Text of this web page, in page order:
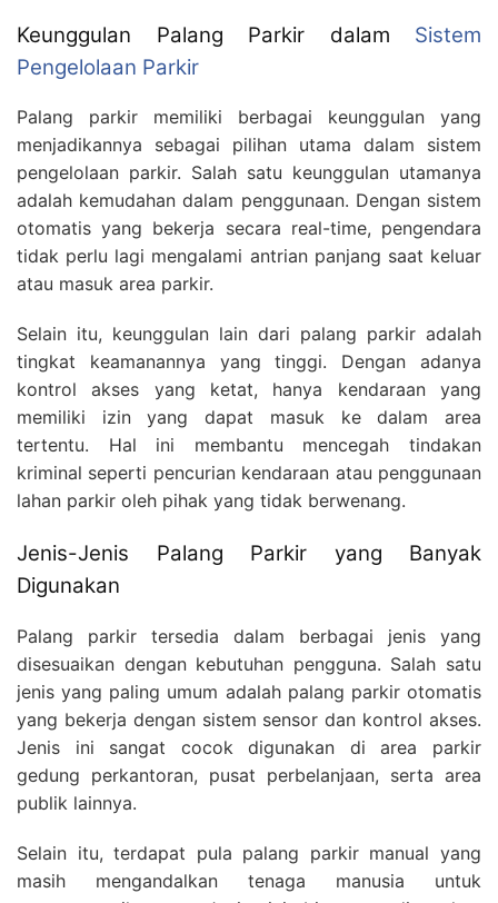
Keunggulan Palang Parkir dalam Sistem
Pengelolaan Parkir
Palang parkir memiliki berbagai keunggulan yang
menjadikannya sebagai pilihan utama dalam sistem
pengelolaan parkir. Salah satu keunggulan utamanya
adalah kemudahan dalam penggunaan. Dengan sistem
otomatis yang bekerja secara real-time, pengendara
tidak perlu lagi mengalami antrian panjang saat keluar
atau masuk area parkir.
Selain itu, keunggulan lain dari palang parkir adalah
tingkat keamanannya yang tinggi. Dengan adanya
kontrol akses yang ketat, hanya kendaraan yang
memiliki izin yang dapat masuk ke dalam area
tertentu. Hal ini membantu mencegah tindakan
kriminal seperti pencurian kendaraan atau penggunaan
lahan parkir oleh pihak yang tidak berwenang.
Jenis-Jenis Palang Parkir yang Banyak
Digunakan
Palang parkir tersedia dalam berbagai jenis yang
disesuaikan dengan kebutuhan pengguna. Salah satu
jenis yang paling umum adalah palang parkir otomatis
yang bekerja dengan sistem sensor dan kontrol akses.
Jenis ini sangat cocok digunakan di area parkir
gedung perkantoran, pusat perbelanjaan, serta area
publik lainnya.
Selain itu, terdapat pula palang parkir manual yang
masih mengandalkan tenaga manusia untuk